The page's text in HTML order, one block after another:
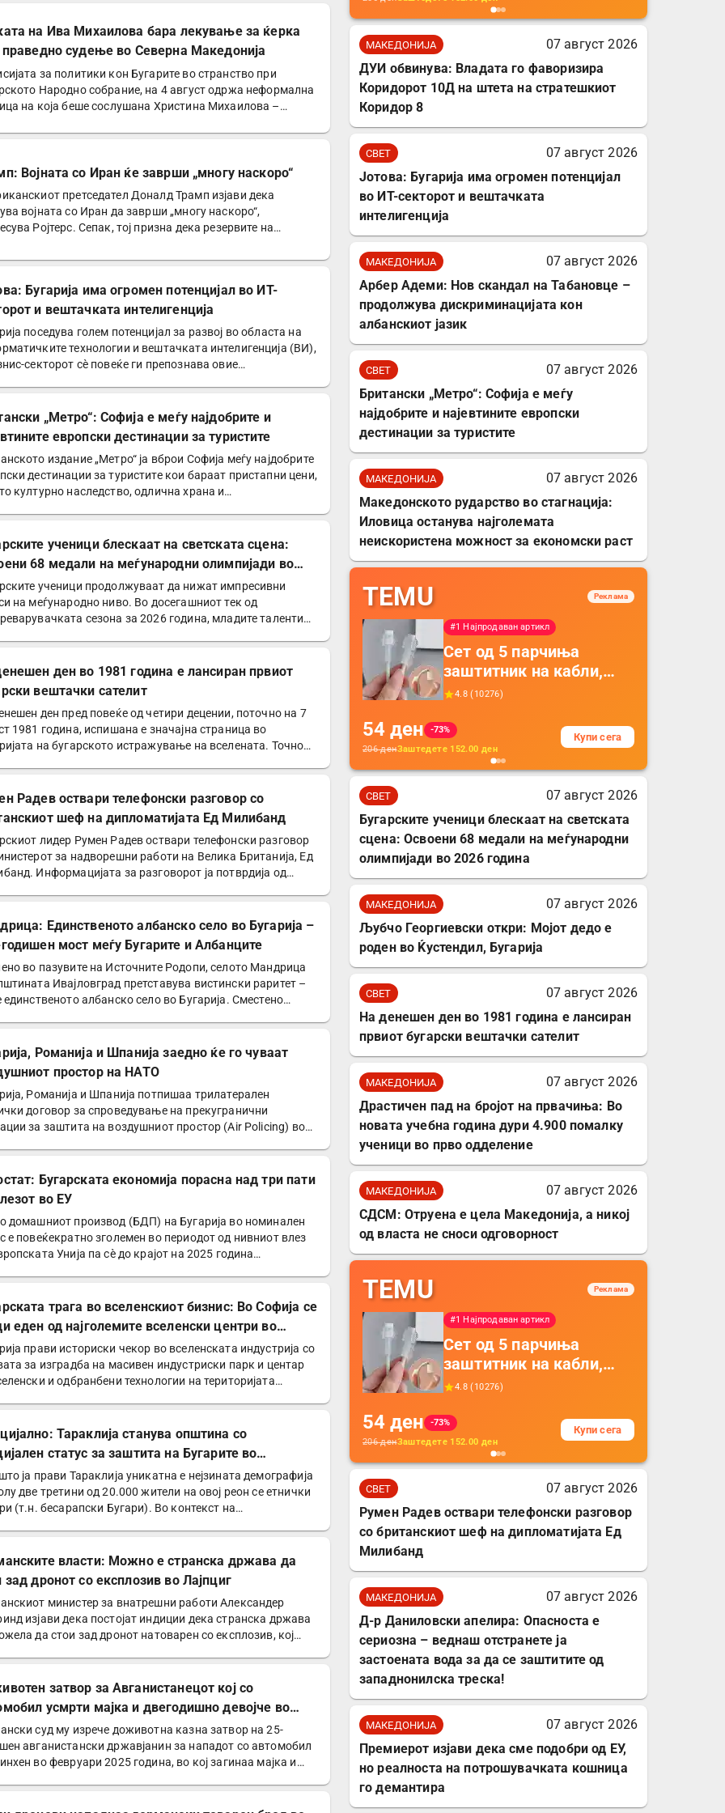
на Ива Михаилова бара лекување за ќерка
праведно судење во Северна Македонија
за политики кон Бугарите во странство при
Народно собрание, на 4 август одржа неформална
на која беше сослушана Христина Михаилова –
Војната со Иран ќе заврши „многу наскоро“
претседател Доналд Трамп изјави дека
војната со Иран да заврши „многу наскоро“,
Ројтерс. Сепак, тој призна дека резервите на
Бугарија има огромен потенцијал во ИТ-
и вештачката интелигенција
поседува голем потенцијал за развој во областа на
технологии и вештачката интелигенција (ВИ),
секторот сѐ повеќе ги препознава овие…
„Метро“: Софија е меѓу најдобрите и
европски дестинации за туристите
издание „Метро“ ја вброи Софија меѓу најдобрите
дестинации за туристите кои бараат пристапни цени,
културно наследство, одлична храна и…
ученици блескаат на светската сцена:
68 медали на меѓународни олимпијади во
годинаученици продолжуваат да нижат импресивни
на меѓународно ниво. Во досегашниот тек од
сезона за 2026 година, младите таленти
ден во 1981 година е лансиран првиот
вештачки сателит
ден пред повеќе од четири децении, поточно на 7
1981 година, испишана е значајна страница во
на бугарското истражување на вселената. Точно
Радев оствари телефонски разговор со
шеф на дипломатијата Ед Милибанд
лидер Румен Радев оствари телефонски разговор
за надворешни работи на Велика Британија, Ед
Информацијата за разговорот ја потврдија од…
Единственото албанско село во Бугарија –
мост меѓу Бугарите и Албанците
во пазувите на Источните Родопи, селото Мандрица
Ивајловград претставува вистински раритет –
единственото албанско село во Бугарија. Сместено…
Романија и Шпанија заедно ќе го чуваат
простор на НАТО
Романија и Шпанија потпишаа трилатерален
договор за спроведување на прекугранични
за заштита на воздушниот простор (Air Policing) во
Бугарската економија порасна над три пати
во ЕУ
домашниот производ (БДП) на Бугарија во номинален
е повеќекратно зголемен во периодот од нивниот влез
Унија па сè до крајот на 2025 година…
трага во вселенскиот бизнис: Во Софија се
еден од најголемите вселенски центри во
прави историски чекор во вселенската индустрија со
за изградба на масивен индустриски парк и центар
и одбранбени технологии на територијата…
Тараклија станува општина со
статус за заштита на Бугарите во
ја прави Тараклија уникатна е нејзината демографија
две третини од 20.000 жители на овој реон се етнички
(т.н. бесарапски Бугари). Во контекст на…
власти: Можно е странска држава да
зад дронот со експлозив во Лајпциг
министер за внатрешни работи Александер
изјави дека постојат индиции дека странска држава
да стои зад дронот натоварен со експлозив, кој…
затвор за Авганистанецот кој со
усмрти мајка и двегодишно девојче во
суд му изрече доживотна казна затвор на 25-
авганистански државјанин за нападот со автомобил
во февруари 2025 година, во кој загинаа мајка и…
мобилни телефони,
комплет за заштита на
МАКЕДОНИЈА
07 август 2026
ДУИ обвинува: Владата го фаворизира
Коридорот 10Д на штета на стратешкиот
Коридор 8
СВЕТ
07 август 2026
Јотова: Бугарија има огромен потенцијал
во ИТ-секторот и вештачката
интелигенција
МАКЕДОНИЈА
07 август 2026
Арбер Адеми: Нов скандал на Табановце –
продолжува дискриминацијата кон
албанскиот јазик
СВЕТ
07 август 2026
Британски „Метро“: Софија е меѓу
најдобрите и најевтините европски
дестинации за туристите
МАКЕДОНИЈА
07 август 2026
Македонското рударство во стагнација:
Иловица останува најголемата
неискористена можност за економски раст
TEMU Реклама
#1 Најпродаван артикл
Сет од 5 парчиња
заштитник на кабли,
прекривка за заштита
додатоци за заштита на
кабли, без батерија, за
мобилни телефони,
комплет за заштита на
4.8 (10276)
54 ден
-73%
206денЗаштедете 152.00 ден
Купи сега
СВЕТ
07 август 2026
Бугарските ученици блескаат на светската
сцена: Освоени 68 медали на меѓународни
олимпијади во 2026 година
МАКЕДОНИЈА
07 август 2026
Љубчо Георгиевски откри: Мојот дедо е
роден во Ќустендил, Бугарија
СВЕТ
07 август 2026
На денешен ден во 1981 година е лансиран
првиот бугарски вештачки сателит
МАКЕДОНИЈА
07 август 2026
Драстичен пад на бројот на првачиња: Во
новата учебна година дури 4.900 помалку
ученици во прво одделение
МАКЕДОНИЈА
07 август 2026
СДСМ: Отруена е цела Македонија, а никој
од власта не сноси одговорност
TEMU Реклама
#1 Најпродаван артикл
Сет од 5 парчиња
заштитник на кабли,
прекривка за заштита
додатоци за заштита на
кабли, без батерија, за
мобилни телефони,
комплет за заштита на
4.8 (10276)
54 ден
-73%
206денЗаштедете 152.00 ден
Купи сега
СВЕТ
07 август 2026
Румен Радев оствари телефонски разговор
со британскиот шеф на дипломатијата Ед
Милибанд
МАКЕДОНИЈА
07 август 2026
Д-р Даниловски апелира: Опасноста е
сериозна – веднаш отстранете ја
застоената вода за да се заштитите од
западнонилска треска!
МАКЕДОНИЈА
07 август 2026
Премиерот изјави дека сме подобри од ЕУ,
но реалноста на потрошувачката кошница
го демантира